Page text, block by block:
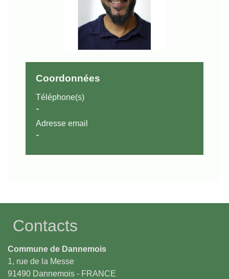
Coordonnées
Téléphone(s)
-
Adresse email
-
Contacts
Commune de Dannemois
1, rue de la Messe
91490 Dannemois - FRANCE